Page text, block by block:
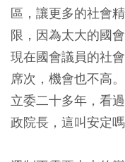
區，讓更多的社會
限，因為太大的國
現在國會議員的社
席次，機會也不高
立委二十多年，看
政院長，這叫安定嗎